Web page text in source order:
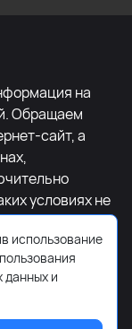
на
Обращаем
сайт, а
условиях не
кодекса
подробной
к
использование
данных и